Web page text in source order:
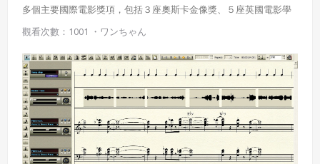
多個主要國際電影獎項，包括３座奧斯卡金像獎、５座英國電影學
院獎、５座金球獎、２座威尼斯影展最佳電影金獅獎以及２座柏林
影展最佳電影金熊獎。李安是柏林影展歷史上，唯一能夠兩次奪得
最佳電影的導演。亦是歷史上唯一能於奧斯卡、英國電影學院獎以
及金球獎三大世界性電影頒獎禮上奪得最佳導演的華人導演。
觀看次數：1001 ・ ワンちゃん